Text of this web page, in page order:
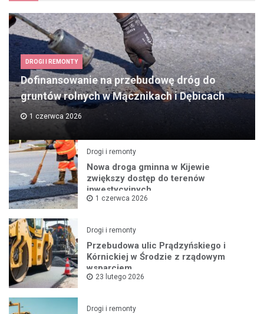
DROGI I REMONTY
Dofinansowanie na przebudowę dróg do
gruntów rolnych w Mącznikach i Dębicach
1 czerwca 2026
Drogi i remonty
Nowa droga gminna w Kijewie
zwiększy dostęp do terenów
inwestycyjnych
1 czerwca 2026
Drogi i remonty
Przebudowa ulic Prądzyńskiego i
Kórnickiej w Środzie z rządowym
wsparciem
23 lutego 2026
Drogi i remonty